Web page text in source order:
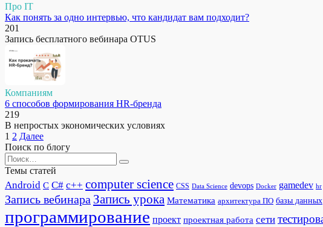
Про IT
Как понять за одно интервью, что кандидат вам подходит?
201
Запись бесплатного вебинара OTUS
Компаниям
6 способов формирования HR-бренда
219
В непростых экономических условиях
Пагинация
записей
1 2 Далее
Поиск по блогу
Search
for:
Темы статей
Android C C# c++ computer science CSS Data Science devops Docker gamedev hr
Запись вебинара Запись урока Математика архитектура ПО базы данных
программирование проект проектная работа сети